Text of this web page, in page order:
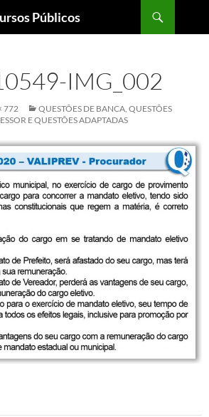
Públicos
IMG_002
772
QUESTÕES DE BANCA, QUESTÕES
E QUESTÕES ADAPTADAS